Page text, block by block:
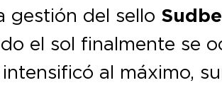
gestión del sello
el sol finalmente se
al máximo,